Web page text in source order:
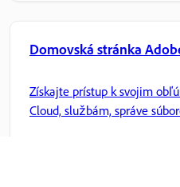
Domovská stránka
Získajte prístup k svojim
Cloud, službám, správe